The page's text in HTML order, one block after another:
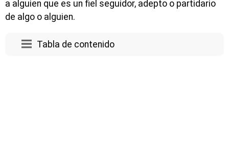
a alguien que es un fiel seguidor, adepto o partidario
de algo o alguien.
Tabla de contenido